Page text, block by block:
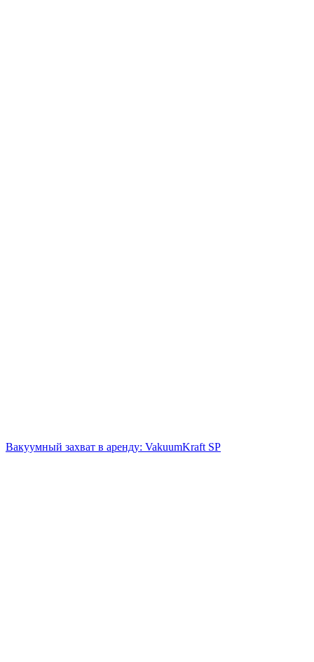
Вакуумный захват в аренду: VakuumKraft SP